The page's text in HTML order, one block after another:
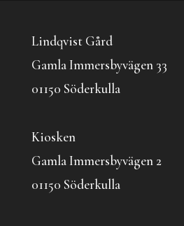
Lindqvist Gård
Gamla Immersbyvägen 33
01150 Söderkulla
Kiosken
Gamla Immersbyvägen 2
01150 Söderkulla